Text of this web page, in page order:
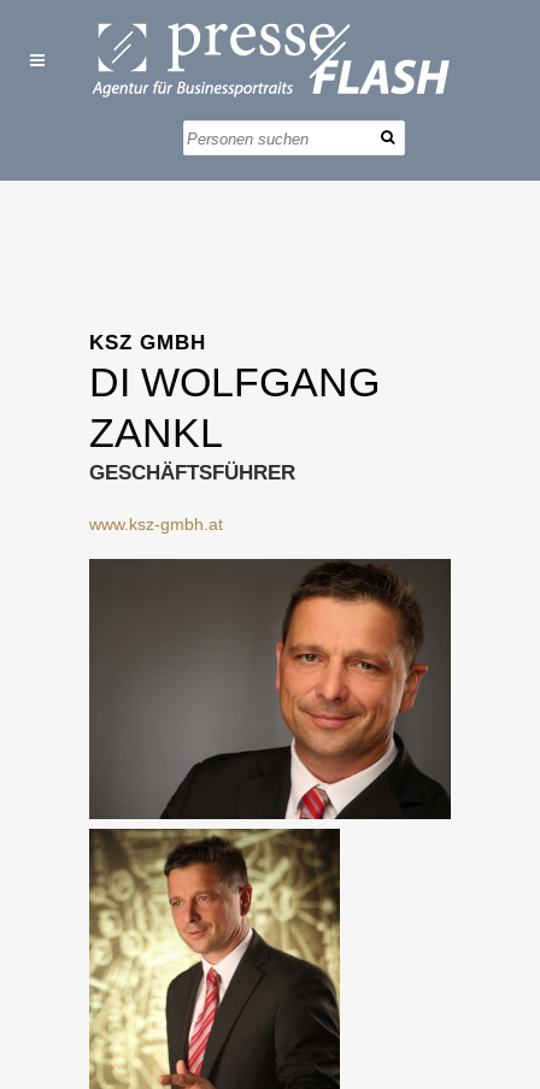
KSZ GMBH
DI WOLFGANG
ZANKL
GESCHÄFTSFÜHRER
www.ksz-gmbh.at